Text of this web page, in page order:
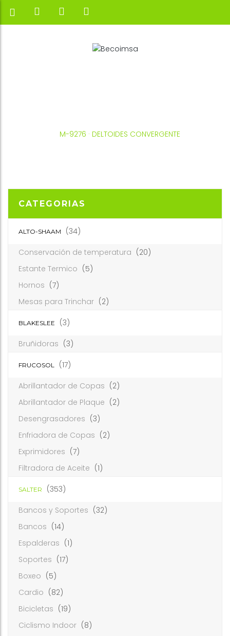
M-9276 · DELTOIDES CONVERGENTE
CATEGORIAS
ALTO-SHAAM (34)
Conservación de temperatura (20)
Estante Termico (5)
Hornos (7)
Mesas para Trinchar (2)
BLAKESLEE (3)
Bruñidoras (3)
FRUCOSOL (17)
Abrillantador de Copas (2)
Abrillantador de Plaque (2)
Desengrasadores (3)
Enfriadora de Copas (2)
Exprimidores (7)
Filtradora de Aceite (1)
SALTER (353)
Bancos y Soportes (32)
Bancos (14)
Espalderas (1)
Soportes (17)
Boxeo (5)
Cardio (82)
Bicicletas (19)
Ciclismo Indoor (8)